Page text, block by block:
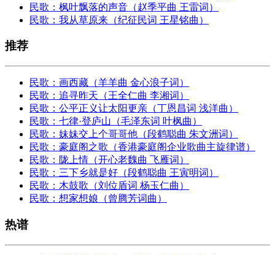
民歌：枫叶飘落的声音（赵季平曲 王雷词）
民歌：我从草原来（纪征民词 王星铭曲）
推荐
民歌：画西藏（羊羊曲 金心浪子词）
民歌：追寻昨天（王全仁曲 李湘词）
民歌：公平正义让太阳更亲（丁恩昌词 浅洋曲）
民歌：七律·登庐山（毛泽东词 叶枫曲）
民歌：妹妹交上个哥哥他（段鹤聪曲 朱文洲词）
民歌：豪庭阁之歌（香港豪庭阁企业歌曲主旋律谱）
民歌：陇上情（开心老魏曲 飞雁词）
民歌：三下乡就是好（段鹤聪曲 王寅明词）
民歌：木鼓歌（刘位盾词 杨玉仁曲）
民歌：想家想娘（曾腾芳词曲）
热谱